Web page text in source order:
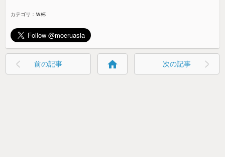
カテゴリ： Ｗ杯
前の記事 home 次の記事